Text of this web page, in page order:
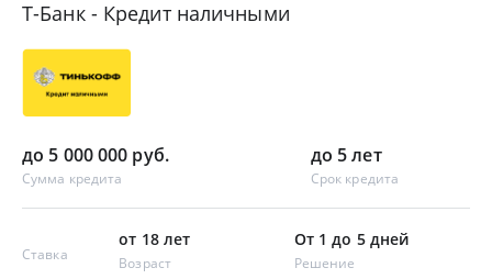
Т-Банк - Кредит наличными
до 5 000 000 руб.
Сумма кредита
до 5 лет
Срок кредита
Ставка
от 18 лет
Возраст
От 1 до 5 дней
Решение